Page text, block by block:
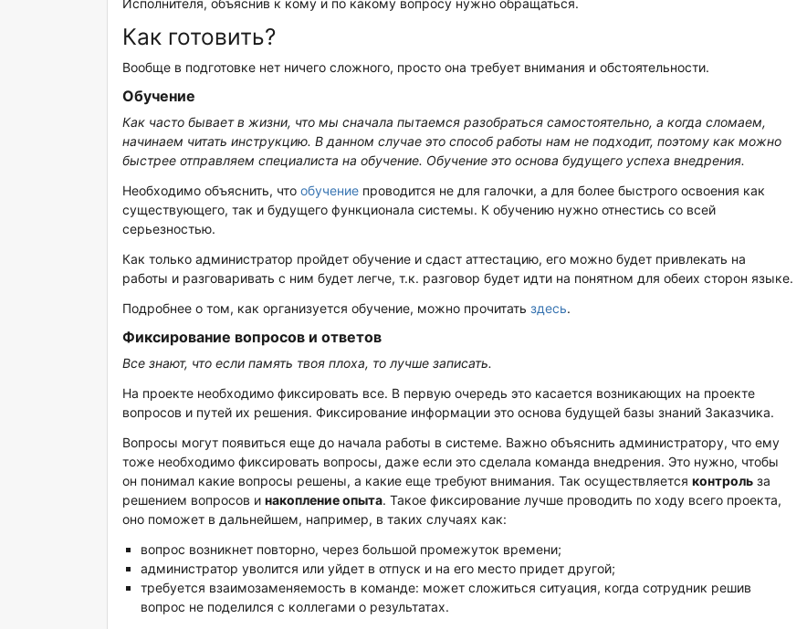
Исполнителя, объяснив к кому и по какому вопросу нужно обращаться.
Как готовить?
Вообще в подготовке нет ничего сложного, просто она требует внимания и обстоятельности.
Обучение
Как часто бывает в жизни, что мы сначала пытаемся разобраться самостоятельно, а когда сломаем,
начинаем читать инструкцию. В данном случае это способ работы нам не подходит, поэтому как можно
быстрее отправляем специалиста на обучение. Обучение это основа будущего успеха внедрения.
Необходимо объяснить, что обучение проводится не для галочки, а для более быстрого освоения как
существующего, так и будущего функционала системы. К обучению нужно отнестись со всей
серьезностью.
Как только администратор пройдет обучение и сдаст аттестацию, его можно будет привлекать на
работы и разговаривать с ним будет легче, т.к. разговор будет идти на понятном для обеих сторон языке.
Подробнее о том, как организуется обучение, можно прочитать здесь.
Фиксирование вопросов и ответов
Все знают, что если память твоя плоха, то лучше записать.
На проекте необходимо фиксировать все. В первую очередь это касается возникающих на проекте
вопросов и путей их решения. Фиксирование информации это основа будущей базы знаний Заказчика.
Вопросы могут появиться еще до начала работы в системе. Важно объяснить администратору, что ему
тоже необходимо фиксировать вопросы, даже если это сделала команда внедрения. Это нужно, чтобы
он понимал какие вопросы решены, а какие еще требуют внимания. Так осуществляется контроль за
решением вопросов и накопление опыта. Такое фиксирование лучше проводить по ходу всего проекта,
оно поможет в дальнейшем, например, в таких случаях как:
вопрос возникнет повторно, через большой промежуток времени;
администратор уволится или уйдет в отпуск и на его место придет другой;
требуется взаимозаменяемость в команде: может сложиться ситуация, когда сотрудник решив
вопрос не поделился с коллегами о результатах.